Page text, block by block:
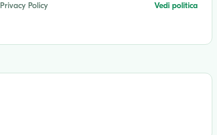
Privacy Policy
Vedi politica